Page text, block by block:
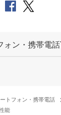
ォン・携帯電話
トフォン・携帯電話
能